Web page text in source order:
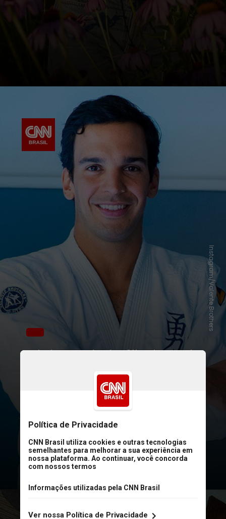
O bebê é o primeiro filho da estrela
Instagram/Valente Brothers